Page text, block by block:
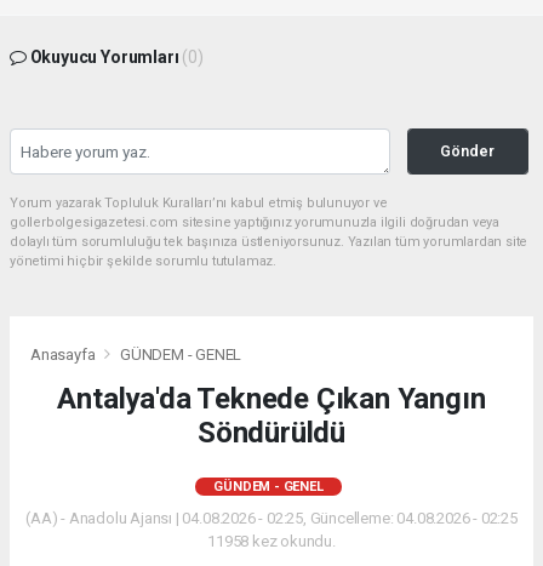
Okuyucu Yorumları (0)
Gönder
Yorum yazarak Topluluk Kuralları’nı kabul etmiş bulunuyor ve
gollerbolgesigazetesi.com sitesine yaptığınız yorumunuzla ilgili doğrudan veya
dolaylı tüm sorumluluğu tek başınıza üstleniyorsunuz. Yazılan tüm yorumlardan site
yönetimi hiçbir şekilde sorumlu tutulamaz.
Anasayfa GÜNDEM - GENEL
Antalya'da Teknede Çıkan Yangın
Söndürüldü
GÜNDEM - GENEL
(AA) - Anadolu Ajansı | 04.08.2026 - 02:25, Güncelleme: 04.08.2026 - 02:25
11958 kez okundu.